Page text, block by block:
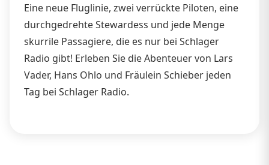
Eine neue Fluglinie, zwei verrückte Piloten, eine
durchgedrehte Stewardess und jede Menge
skurrile Passagiere, die es nur bei Schlager
Radio gibt! Erleben Sie die Abenteuer von Lars
Vader, Hans Ohlo und Fräulein Schieber jeden
Tag bei Schlager Radio.